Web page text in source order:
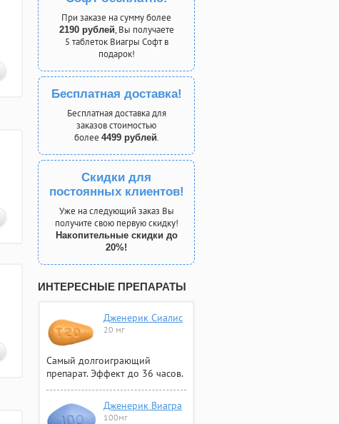
При заказе на сумму более
2190 рублей, Вы получаете
5 таблеток Виагры Софт в
подарок!
Бесплатная доставка!
Бесплатная доставка для
заказов стоимостью
более 4499 рублей.
Скидки для
постоянных клиентов!
Уже на следующий заказ Вы
получите свою первую скидку!
Накопительные скидки до
20%!
ИНТЕРЕСНЫЕ ПРЕПАРАТЫ
Дженерик Сиалис
20 мг
Самый долгоиграющий
препарат. Эффект до 36 часов.
Дженерик Виагра
100мг